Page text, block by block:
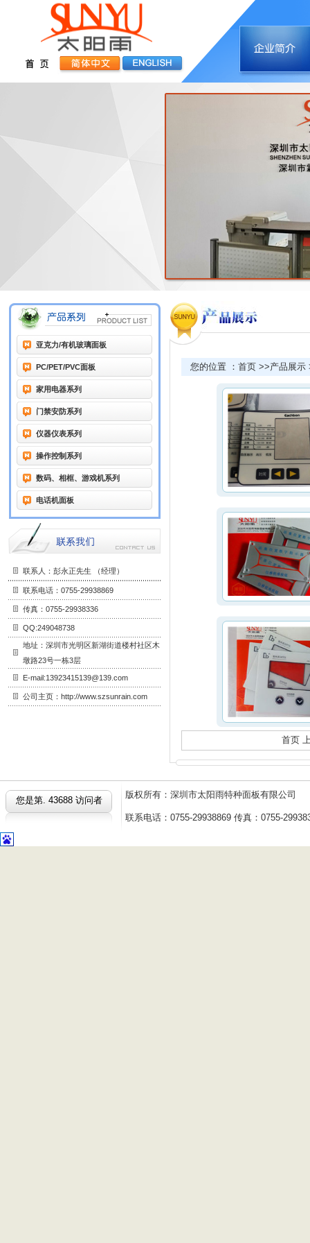
亚克力/有机玻璃面板
PC/PET/PVC面板
家用电器系列
门禁安防系列
仪器仪表系列
操作控制系列
数码、相框、游戏机系列
电话机面板
联系人：彭永正先生 （经理）
联系电话：0755-29938869
传真：0755-29938336
QQ:249048738
地址：深圳市光明区新湖街道楼村社区木
墩路23号一栋3层
E-mail:13923415139@139.com
公司主页：http://www.szsunrain.com
您的位置 ：首页 >>产品展示
首页
您是第. 43688 访问者
版权所有：深圳市太阳雨特种面板有限公
联系电话：0755-29938869 传真：0755-